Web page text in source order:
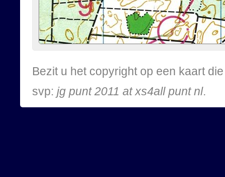
Bezit u het copyright op een kaart
svp: jg punt 2011 at xs4all punt nl.